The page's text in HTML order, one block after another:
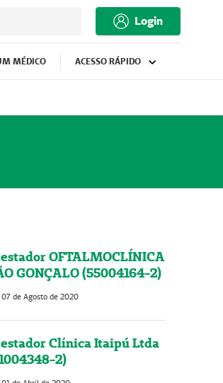
Login
MÉDICO ACESSO RÁPIDO
OFTALMOCLÍNICA
GONÇALO (55004164-2)
07 de Agosto de 2020
Clínica Itaipú Ltda
2)